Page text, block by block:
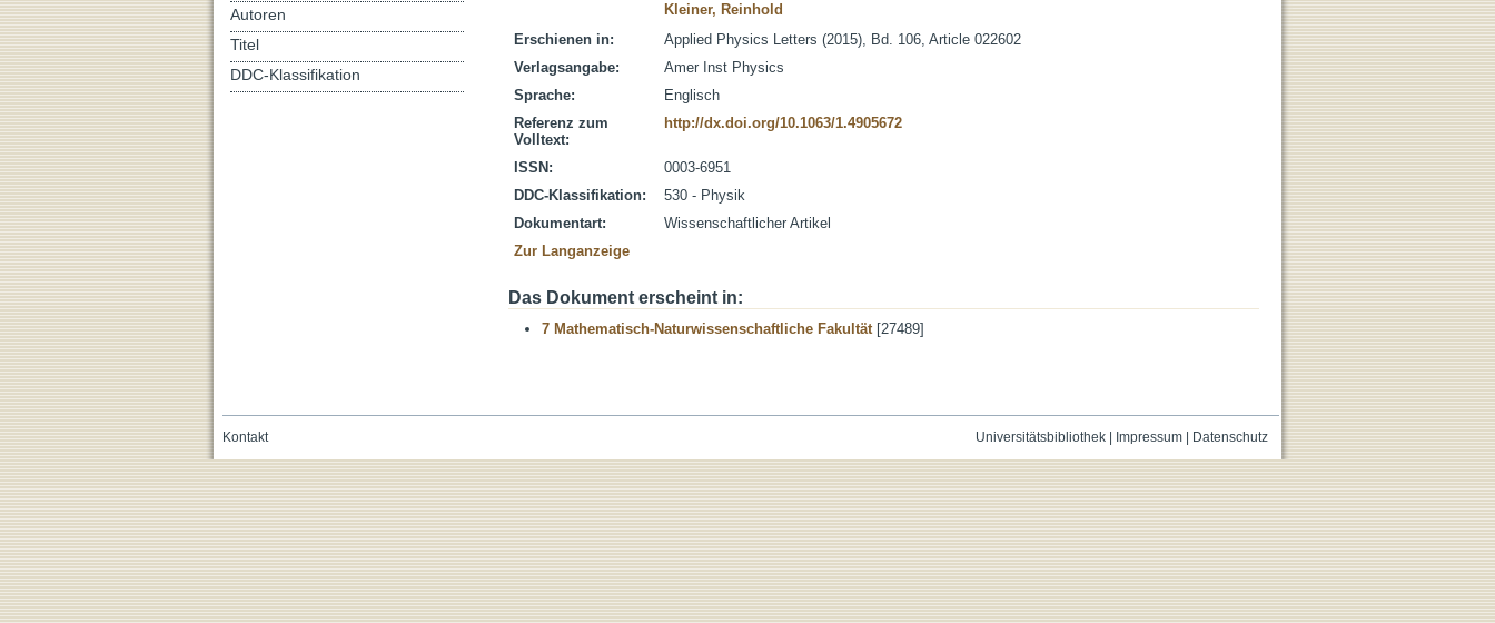
Kleiner, Reinhold
Erschienen in:
Applied Physics Letters (2015), Bd. 106, Article 022602
Verlagsangabe:
Amer Inst Physics
Sprache:
Englisch
Referenz zum
Volltext:
http://dx.doi.org/10.1063/1.4905672
ISSN:
0003-6951
DDC-Klassifikation:
530 - Physik
Dokumentart:
Wissenschaftlicher Artikel
Zur Langanzeige
Das Dokument erscheint in:
7 Mathematisch-Naturwissenschaftliche Fakultät[27489]
Autoren
Titel
DDC-Klassifikation
Universitätsbibliothek| Impressum| Datenschutz
Kontakt